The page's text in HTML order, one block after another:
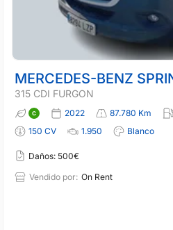
MERCEDES-BENZ
315 CDI FURGON
2022 87.780 Km
150 CV
1.950 Blanco
Daños: 500€
Vendido por: On Rent